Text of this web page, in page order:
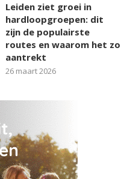
Leiden ziet groei in
hardloopgroepen: dit
zijn de populairste
routes en waarom het zo
aantrekt
26 maart 2026